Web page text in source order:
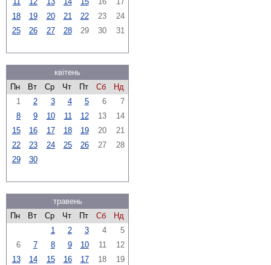
18
19 20 21 22 23
24
25
26 27 28 29 30 31
квітень
Пн
Вт Ср Чт Пт Сб
Нд
1
2 3 4 5 6
7
8
9 10 11 12 13
14
15
16 17 18 19 20
21
22
23 24 25 26 27
28
29
30
травень
Пн
Вт Ср Чт Пт Сб
Нд
1
2 3 4
5
6
7 8 9 10 11
12
13
14 15 16 17 18
19